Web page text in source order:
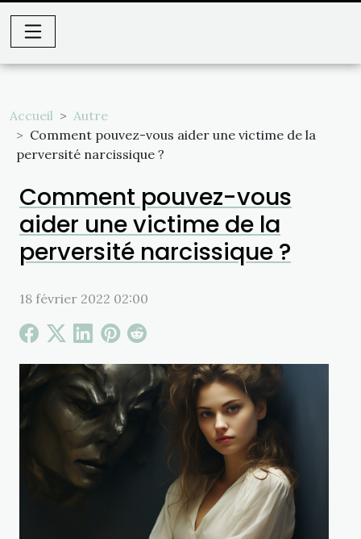
Accueil
Autre
Comment pouvez-vous aider une victime de la
perversité narcissique ?
Comment pouvez-vous
aider une victime de la
perversité narcissique ?
18 février 2022 02:00